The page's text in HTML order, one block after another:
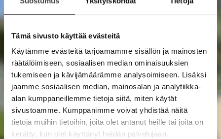
Tämä sivusto käyttää evästeitä
Käytämme evästeitä tarjoamamme sisällön ja mainosten
räätälöimiseen, sosiaalisen median ominaisuuksien
tukemiseen ja kävijämäärämme analysoimiseen. Lisäksi
jaamme sosiaalisen median, mainosalan ja analytiikka-
alan kumppaneillemme tietoja siitä, miten käytät
sivustoamme. Kumppanimme voivat yhdistää näitä
tietoja muihin tietoihin, joita olet antanut heille tai joita on
kerätty, kun olet käyttänyt heidän palvelujaan.